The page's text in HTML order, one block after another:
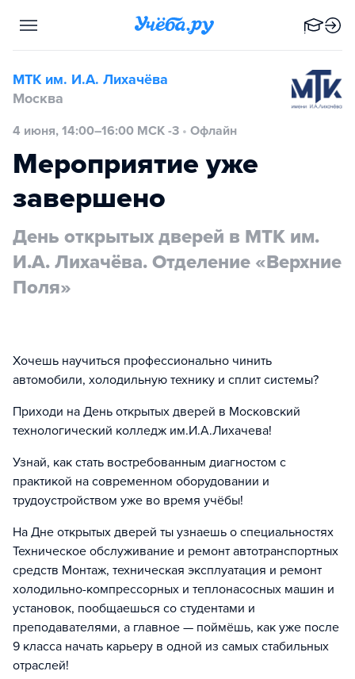
МТК им. И.А. Лихачёва
Москва
4 июня, 14:00–16:00 МСК -3 • Офлайн
Мероприятие уже
завершено
День открытых дверей в МТК им.
И.А. Лихачёва. Отделение «Верхние
Поля»
Хочешь научиться профессионально чинить
автомобили, холодильную технику и сплит системы?
Приходи на День открытых дверей в Московский
технологический колледж им.И.А.Лихачева!
Узнай, как стать востребованным диагностом с
практикой на современном оборудовании и
трудоустройством уже во время учёбы!
На Дне открытых дверей ты узнаешь о специальностях
Техническое обслуживание и ремонт автотранспортных
средств Монтаж, техническая эксплуатация и ремонт
холодильно-компрессорных и теплонасосных машин и
установок, пообщаешься со студентами и
преподавателями, а главное — поймёшь, как уже после
9 класса начать карьеру в одной из самых стабильных
отраслей!